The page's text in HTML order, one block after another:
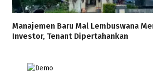
Manajemen Baru Mal Lembuswana
Investor, Tenant Dipertahankan